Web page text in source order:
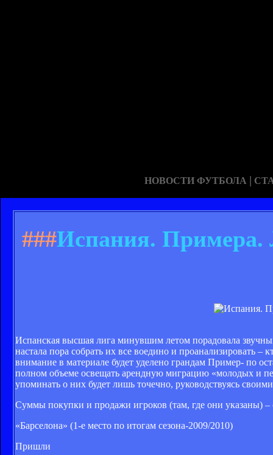
НОВОСТИ ФУТБОЛА |
###Испания. Примера.
Испанская высшая лига минувшим летом порадовала
настала пора собрать их все воедино и проанализировать
внимание в материале будет уделено грандам Пример- по
полном объеме освещать арендную миграцию «молодых и
упоминать о них будет лишь точечно, руководствуясь
Суммы покупки и продажи игроков (там, где они указаны) –
«Барселона» (1-е место по итогам сезона-2009/2010)
Пришли